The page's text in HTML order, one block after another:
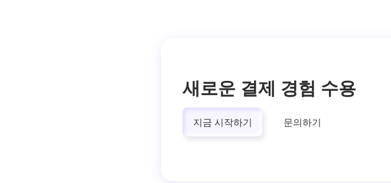
새로운 결제 경험 수용
지금 시작하기 문의하기